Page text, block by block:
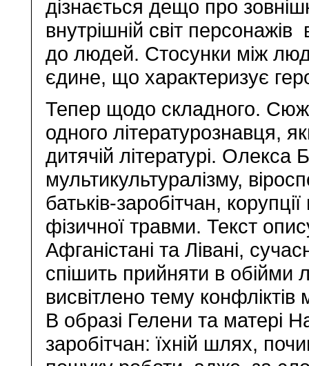
дізнається дещо про
внутрішній світ персонажів
до людей. Стосунки між
єдине, що характеризує
Тепер щодо складного.
одного літературознавця,
дитячій літературі. Олекса
мультикультуралізму,
батьків-заробітчан,
фізичної травми. Текст
Афганістані та Лівані,
спішить прийняти в обійми
висвітлено тему
В образі Гелени та матері
заробітчан: їхній шлях,